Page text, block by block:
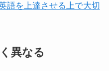
語を上達させる上で大切
異なる